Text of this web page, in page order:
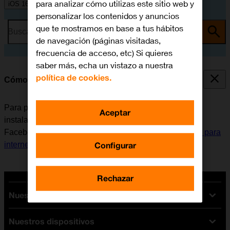
iOS 16.0
Busca por problema o tema
Cómo instalar Facebook Messenger
Para poder utilizar Facebook Messenger, es necesario
instalar esta aplicación en el móvil. Antes de instalar
Facebook Messenger, es necesarioconfigurar el móvil para
internet
activar la Cuenta de Apple en el móvil
Nuestras tarifas
Tarifas Orange
Nuestros dispositivos
para analizar cómo utilizas este sitio web y
personalizar los contenidos y anuncios
que te mostramos en base a tus hábitos
de navegación (páginas visitadas,
frecuencia de acceso, etc) Si quieres
saber más, echa un vistazo a nuestra
política de cookies.
Configurar
Rechazar
Aceptar